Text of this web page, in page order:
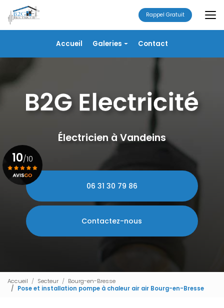
au
contenu
principal
Accueil Galeries
Chauffage/VMC
Portails
Contact
Rappel Gratuit
Électricien à Vandeins
06 31 30 79 86
Contactez-nous
10/10
Voir le certificat
Accueil Secteur
Bourg-en-Bresse
Pose et installation pompe à chaleur air air Bourg-en-Bresse